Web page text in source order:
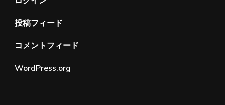
投稿フィード
コメントフィード
WordPress.org